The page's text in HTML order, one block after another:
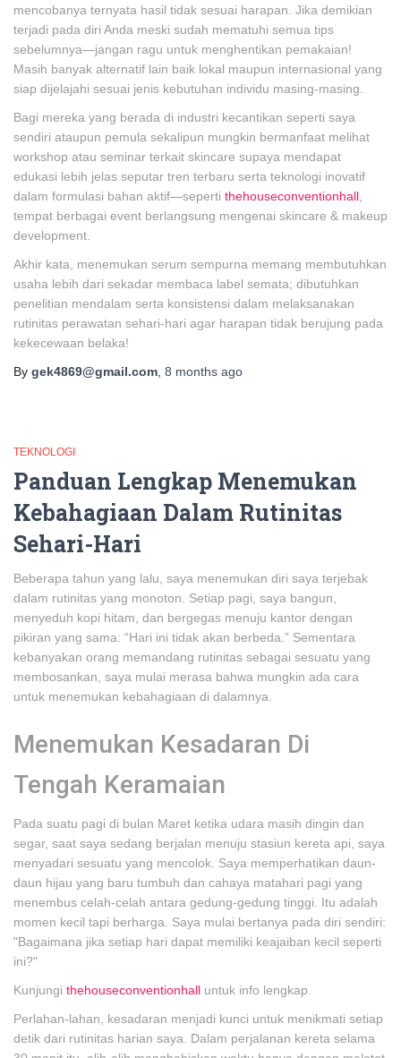
mencobanya ternyata hasil tidak sesuai harapan. Jika demikian
terjadi pada diri Anda meski sudah mematuhi semua tips
sebelumnya—jangan ragu untuk menghentikan pemakaian!
Masih banyak alternatif lain baik lokal maupun internasional yang
siap dijelajahi sesuai jenis kebutuhan individu masing-masing.
Bagi mereka yang berada di industri kecantikan seperti saya
sendiri ataupun pemula sekalipun mungkin bermanfaat melihat
workshop atau seminar terkait skincare supaya mendapat
edukasi lebih jelas seputar tren terbaru serta teknologi inovatif
dalam formulasi bahan aktif—seperti thehouseconventionhall
tempat berbagai event berlangsung mengenai skincare & makeup
development.
Akhir kata, menemukan serum sempurna memang membutuhkan
usaha lebih dari sekadar membaca label semata; dibutuhkan
penelitian mendalam serta konsistensi dalam melaksanakan
rutinitas perawatan sehari-hari agar harapan tidak berujung pada
kekecewaan belaka!
By gek4869@gmail.com 8 months ago
TEKNOLOGI
Panduan Lengkap Menemukan
Kebahagiaan Dalam Rutinitas
Sehari-Hari
Beberapa tahun yang lalu, saya menemukan diri saya terjebak
dalam rutinitas yang monoton. Setiap pagi, saya bangun,
menyeduh kopi hitam, dan bergegas menuju kantor dengan
pikiran yang sama: “Hari ini tidak akan berbeda.” Sementara
kebanyakan orang memandang rutinitas sebagai sesuatu yang
membosankan, saya mulai merasa bahwa mungkin ada cara
untuk menemukan kebahagiaan di dalamnya.
Menemukan Kesadaran Di
Tengah Keramaian
Pada suatu pagi di bulan Maret ketika udara masih dingin dan
segar, saat saya sedang berjalan menuju stasiun kereta api, saya
menyadari sesuatu yang mencolok. Saya memperhatikan daun-
daun hijau yang baru tumbuh dan cahaya matahari pagi yang
menembus celah-celah antara gedung-gedung tinggi. Itu adalah
momen kecil tapi berharga. Saya mulai bertanya pada diri sendiri:
"Bagaimana jika setiap hari dapat memiliki keajaiban kecil seperti
ini?"
Kunjungi thehouseconventionhall untuk info lengkap.
Perlahan-lahan, kesadaran menjadi kunci untuk menikmati setiap
detik dari rutinitas harian saya. Dalam perjalanan kereta selama